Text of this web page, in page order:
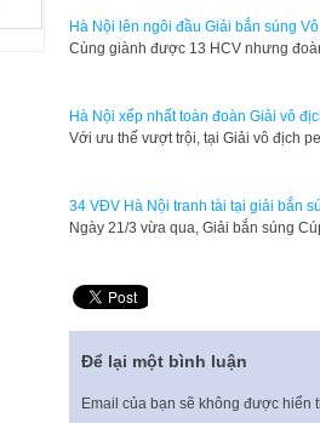
Hà Nội lên ngôi đầu Giải bắn súng
Cùng giành được 13 HCV nhưng
Hà Nội xếp nhất toàn đoàn Giải vô
Với ưu thế vượt trội, tại Giải vô địch
34 VĐV Hà Nội tranh tài tại giải bắn
Ngày 21/3 vừa qua, Giải bắn súng
Để lại một bình luận
Email của bạn sẽ không được hiển